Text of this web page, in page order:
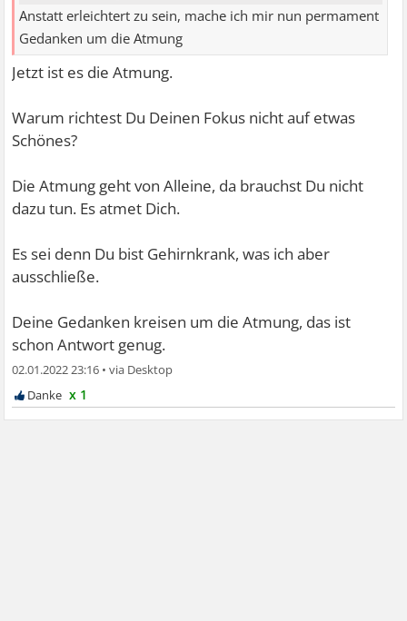
Anstatt erleichtert zu sein, mache ich mir nun permament
Gedanken um die Atmung
Jetzt ist es die Atmung.
Warum richtest Du Deinen Fokus nicht auf etwas
Schönes?
Die Atmung geht von Alleine, da brauchst Du nicht
dazu tun. Es atmet Dich.
Es sei denn Du bist Gehirnkrank, was ich aber
ausschließe.
Deine Gedanken kreisen um die Atmung, das ist
schon Antwort genug.
02.01.2022 23:16 •
x 1